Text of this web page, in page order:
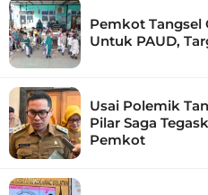
Pemkot Tangsel
Untuk PAUD,
Usai Polemik
Pilar Saga
Pemkot